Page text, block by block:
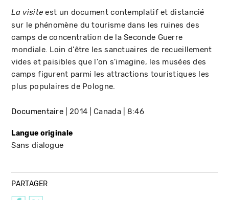
La visite est un document contemplatif et distancié
sur le phénomène du tourisme dans les ruines des
camps de concentration de la Seconde Guerre
mondiale. Loin d'être les sanctuaires de recueillement
vides et paisibles que l'on s'imagine, les musées des
camps figurent parmi les attractions touristiques les
plus populaires de Pologne.
Documentaire 2014 Canada 8:46
Langue originale
Sans dialogue
PARTAGER